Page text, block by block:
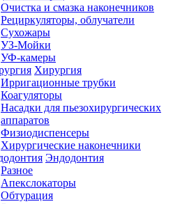
Очистка и смазка наконечников
Рециркуляторы, облучатели
Сухожары
УЗ-Мойки
УФ-камеры
Хирургия
Ирригационные трубки
Коагуляторы
Насадки для пьезохирургических
аппаратов
Физиодиспенсеры
Хирургические наконечники
Эндодонтия
Разное
Апекслокаторы
Обтурация